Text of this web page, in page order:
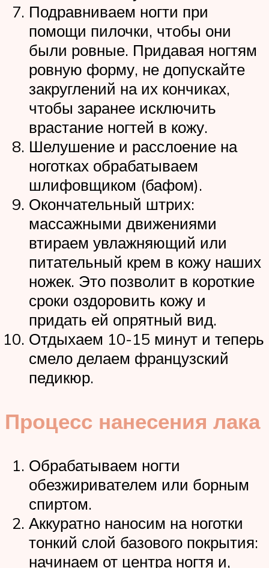
Подравниваем ногти при
помощи пилочки, чтобы они
были ровные. Придавая ногтям
ровную форму, не допускайте
закруглений на их кончиках,
чтобы заранее исключить
врастание ногтей в кожу.
Шелушение и расслоение на
ноготках обрабатываем
шлифовщиком (бафом).
Окончательный штрих:
массажными движениями
втираем увлажняющий или
питательный крем в кожу наших
ножек. Это позволит в короткие
сроки оздоровить кожу и
придать ей опрятный вид.
Отдыхаем 10-15 минут и теперь
смело делаем французский
педикюр.
Процесс нанесения лака
Обрабатываем ногти
обезжиривателем или борным
спиртом.
Аккуратно наносим на ноготки
тонкий слой базового покрытия:
начинаем от центра ногтя и,